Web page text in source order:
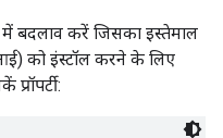
बदलाव करें जिसका इस्तेमाल
को इंस्टॉल करने के लिए